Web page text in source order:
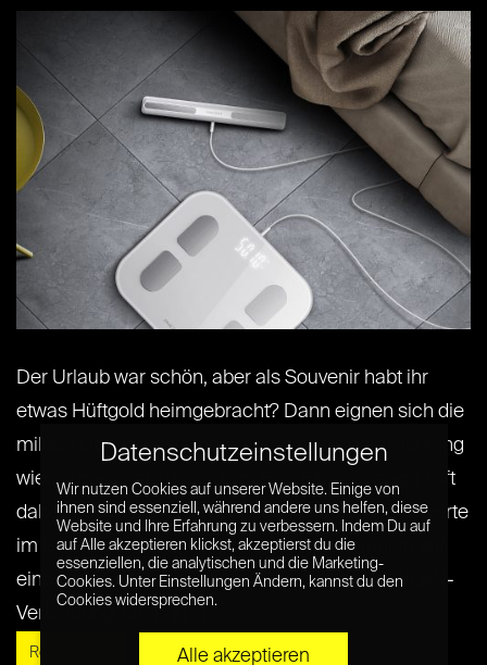
Der Urlaub war schön, aber als Souvenir habt ihr
etwas Hüftgold heimgebracht? Dann eignen sich die
milden Übergangstemperaturen dazu, beim Jogging
wieder etwas abzuspecken. Eine Fitnesswaage hilft
dabei, neben dem Gewicht auch andere Körperwerte
im Blick zu behalten. Digitalos setzen natürlich auf
eine smarte Waage mit App-Steuerung und WLAN-
Verbindung. Um[...] [...]
Read More »
Datenschutzeinstellungen
Wir nutzen Cookies auf unserer Website. Einige von
ihnen sind essenziell, während andere uns helfen, diese
Website und Ihre Erfahrung zu verbessern. Indem Du auf
auf Alle akzeptieren klickst, akzeptierst du die
essenziellen, die analytischen und die Marketing-
Cookies. Unter Einstellungen Ändern, kannst du den
Cookies widersprechen.
Alle akzeptieren